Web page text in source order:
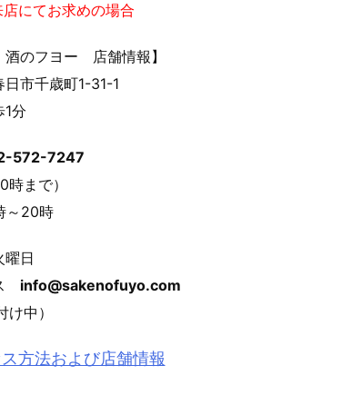
にてお求めの場合
のフヨー 店舗情報】
日市千歳町1-31-1
1分
572-7247
時まで）
～20時
日
info@sakenofuyo.com
け中）
方法および店舗情報